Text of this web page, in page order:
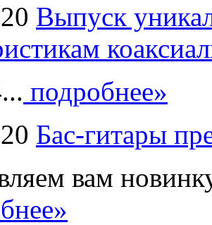
Выпуск
подробнее»
Бас-гитары
вам